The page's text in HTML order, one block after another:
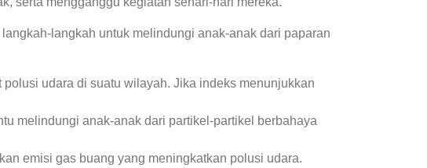
langkah untuk melindungi anak-anak dari paparan
udara di suatu wilayah. Jika indeks menunjukkan
melindungi anak-anak dari partikel-partikel berbahaya
emisi gas buang yang meningkatkan polusi udara.